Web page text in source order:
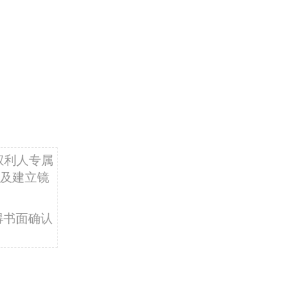
人专属
建立镜
书面确认